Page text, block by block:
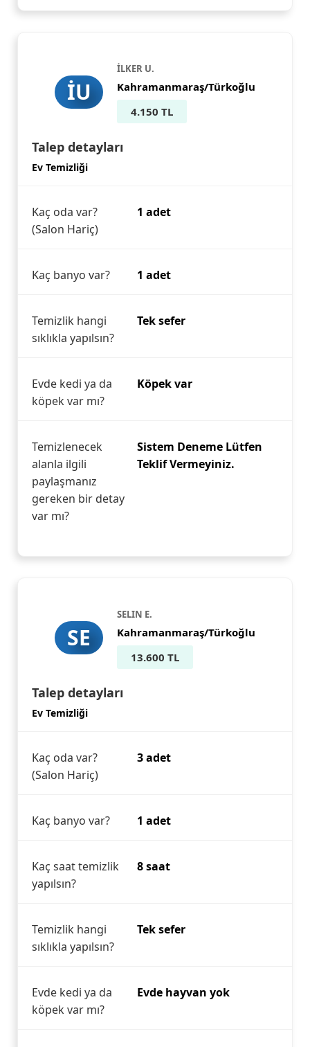
İU
İLKER U.
Kahramanmaraş/Türkoğlu
4.150 TL
Talep detayları
Ev Temizliği
Kaç oda var?
(Salon Hariç)
1 adet
Kaç banyo var? 1 adet
Temizlik hangi
sıklıkla yapılsın?
Tek sefer
Evde kedi ya da
köpek var mı?
Köpek var
Temizlenecek
alanla ilgili
paylaşmanız
gereken bir detay
var mı?
Sistem Deneme Lütfen
Teklif Vermeyiniz.
SE
SELIN E.
Kahramanmaraş/Türkoğlu
13.600 TL
Talep detayları
Ev Temizliği
Kaç oda var?
(Salon Hariç)
3 adet
Kaç banyo var? 1 adet
Kaç saat temizlik
yapılsın?
8 saat
Temizlik hangi
sıklıkla yapılsın?
Tek sefer
Evde kedi ya da
köpek var mı?
Evde hayvan yok